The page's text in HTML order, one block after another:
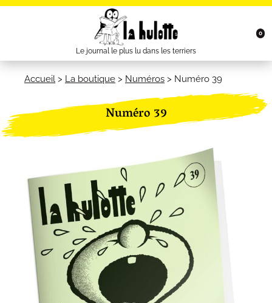
Le journal le plus lu dans les terriers
0
Accueil > La boutique > Numéros > Numéro 39
Numéro 39